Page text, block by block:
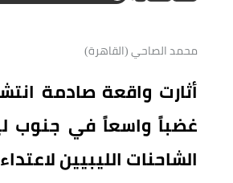
مشهد من الفيديو المتداول.
محمد الصاحي (القاهرة)
أثارت واقعة صادمة
غضباً واسعاً في جنوب
الشاحنات الليبيين